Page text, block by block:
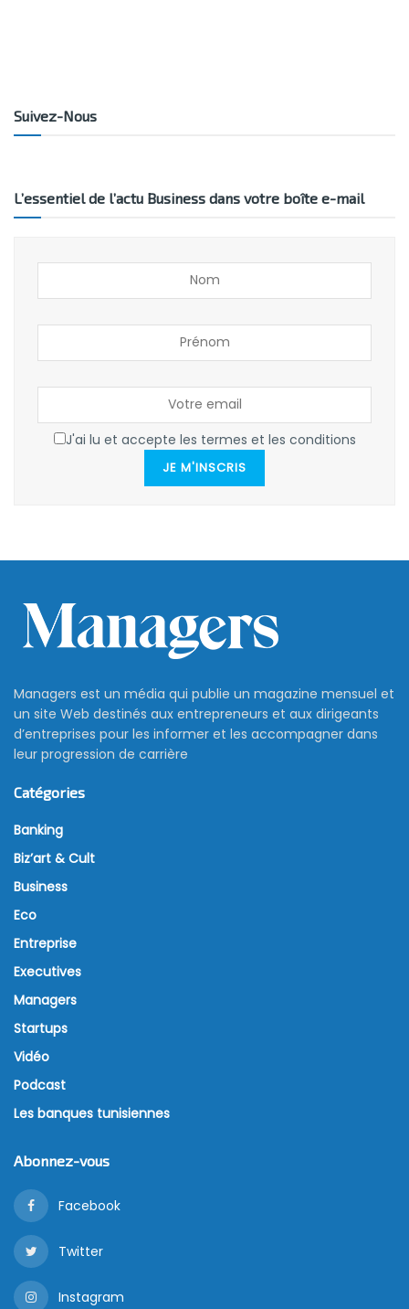
Suivez-Nous
L’essentiel de l’actu Business dans votre boîte e-mail
J'ai lu et accepte les termes et les conditions
JE M'INSCRIS
Managers est un média qui publie un magazine mensuel et
un site Web destinés aux entrepreneurs et aux dirigeants
d’entreprises pour les informer et les accompagner dans
leur progression de carrière
Catégories
Banking
Biz’art & Cult
Business
Eco
Entreprise
Executives
Managers
Startups
Vidéo
Podcast
Les banques tunisiennes
Abonnez-vous
Facebook
Twitter
Instagram